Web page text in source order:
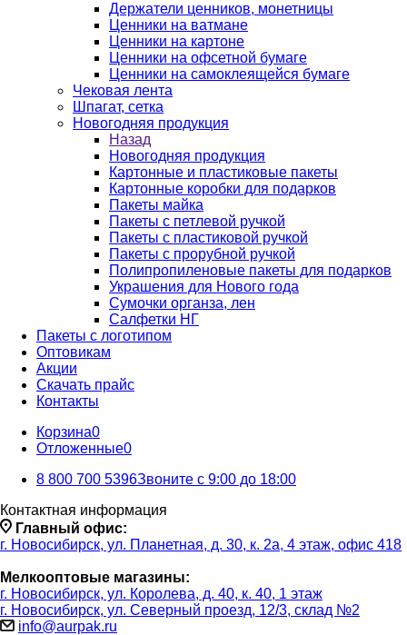
Держатели ценников, монетницы
Ценники на ватмане
Ценники на картоне
Ценники на офсетной бумаге
Ценники на самоклеящейся бумаге
Чековая лента
Шпагат, сетка
Новогодняя продукция
Назад
Новогодняя продукция
Картонные и пластиковые пакеты
Картонные коробки для подарков
Пакеты майка
Пакеты с петлевой ручкой
Пакеты с пластиковой ручкой
Пакеты с прорубной ручкой
Полипропиленовые пакеты для подарков
Украшения для Нового года
Сумочки органза, лен
Салфетки НГ
Пакеты с логотипом
Оптовикам
Акции
Скачать прайс
Контакты
Корзина0
Отложенные0
8 800 700 5396Звоните с 9:00 до 18:00
Контактная информация
Главный офис:
г. Новосибирск, ул. Планетная, д. 30, к. 2а, 4 этаж, офис 418
Мелкооптовые магазины:
г. Новосибирск, ул. Королева, д. 40, к. 40, 1 этаж
г. Новосибирск, ул. Северный проезд, 12/3, ​склад №2
info@aurpak.ru